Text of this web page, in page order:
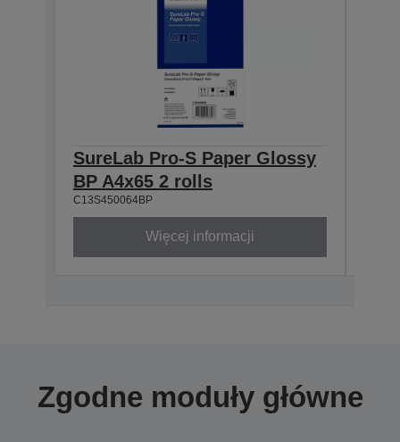
SureLab Pro-S Paper Glossy
BP A4x65 2 rolls
C13S450064BP
Więcej informacji
Zgodne moduły główne